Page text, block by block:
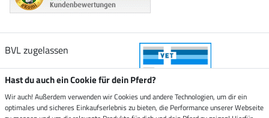
BVL zugelassen
Hast du auch ein Cookie für dein Pferd?
Wir auch! Außerdem verwenden wir Cookies und andere Technologien, um dir ein
optimales und sicheres Einkaufserlebnis zu bieten, die Performance unserer Webseite